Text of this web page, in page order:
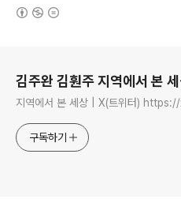
김주완 김훤주 지역에서 본
지역에서 본 세상 | X(트위터)
구독하기